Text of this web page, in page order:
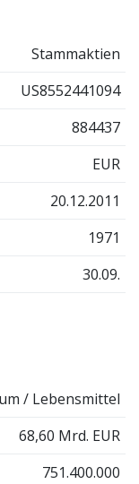
Stammaktien
US8552441094
884437
EUR
20.12.2011
1971
30.09.
/ Lebensmittel
68,60 Mrd. EUR
751.400.000